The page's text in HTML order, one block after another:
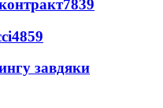
7839
4859
завдяки